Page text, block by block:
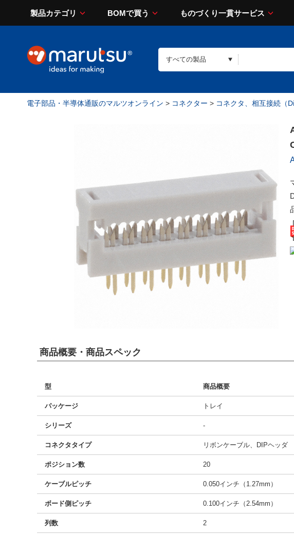
製品カテゴリ BOMで買う ものづくり一貫サービス
電子部品・半導体通販のマルツオンライン > コネクター > コネクタ、相互接続（
商品概要・商品スペック
型 商品概要
パッケージ トレイ
シリーズ -
コネクタタイプ リボンケーブル、DIPヘッダ
ポジション数 20
ケーブルピッチ 0.050インチ（1.27mm）
ボード側ピッチ 0.100インチ（2.54mm）
列数 2